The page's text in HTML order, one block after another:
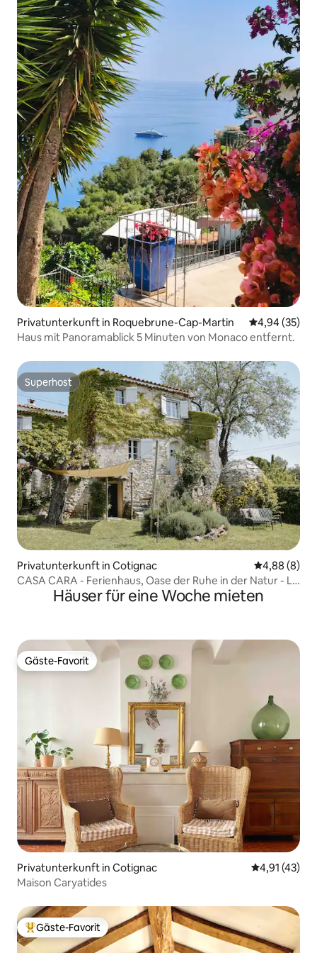
Privatunterkunft in Roquebrune-Cap-Martin
4,94 (35)
Haus mit Panoramablick 5 Minuten von Monaco entfernt.
Superhost
Superhost
Privatunterkunft in Cotignac
4,88 (8)
CASA CARA - Ferienhaus, Oase der Ruhe in der Natur - Le
Häuser für eine Woche mieten
Gäste-Favorit
Gäste-Favorit
Privatunterkunft in Cotignac
4,91 (43)
Maison Caryatides
Beliebter Gäste-Favorit.
Gäste-Favorit